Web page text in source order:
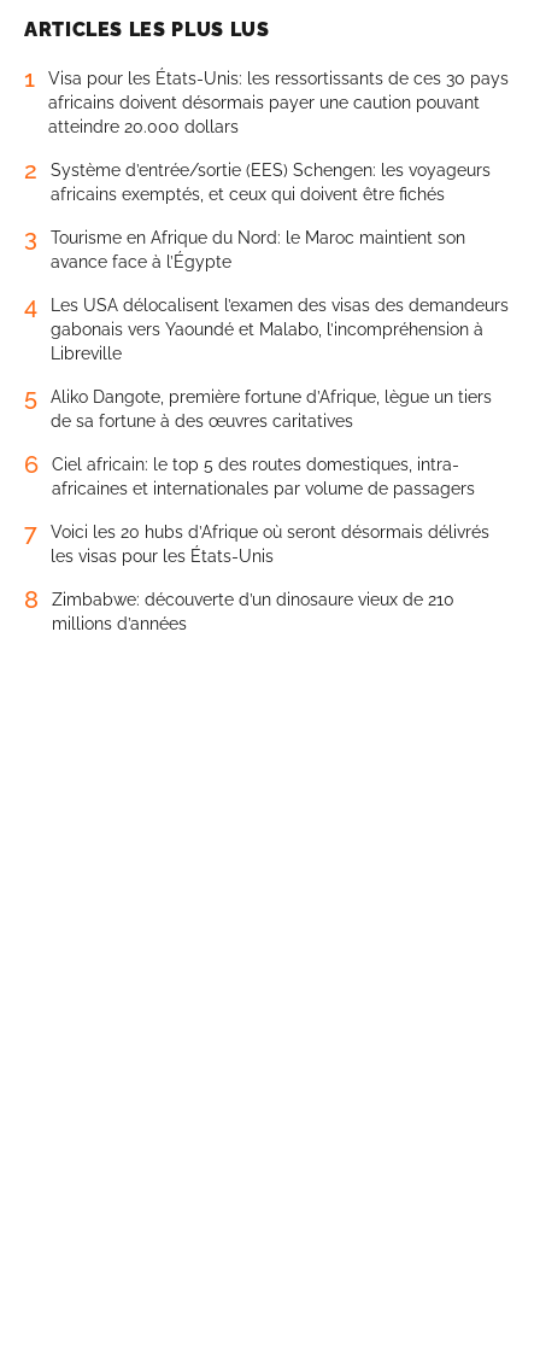
ARTICLES LES PLUS LUS
1
Visa pour les États-Unis: les ressortissants de ces 30 pays
africains doivent désormais payer une caution pouvant
atteindre 20.000 dollars
2
Système d’entrée/sortie (EES) Schengen: les voyageurs
africains exemptés, et ceux qui doivent être fichés
3
Tourisme en Afrique du Nord: le Maroc maintient son
avance face à l’Égypte
4
Les USA délocalisent l’examen des visas des demandeurs
gabonais vers Yaoundé et Malabo, l’incompréhension à
Libreville
5
Aliko Dangote, première fortune d’Afrique, lègue un tiers
de sa fortune à des œuvres caritatives
6
Ciel africain: le top 5 des routes domestiques, intra-
africaines et internationales par volume de passagers
7
Voici les 20 hubs d’Afrique où seront désormais délivrés
les visas pour les États-Unis
8
Zimbabwe: découverte d’un dinosaure vieux de 210
millions d’années